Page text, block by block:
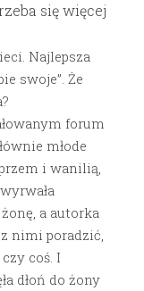
się więcej
Najlepsza
swoje”. Że
forum
młode
i wanilią,
a autorka
z nimi poradzić,
coś. I
dłoń do żony